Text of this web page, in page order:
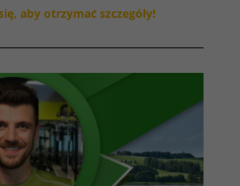
aby otrzymać szczegóły!